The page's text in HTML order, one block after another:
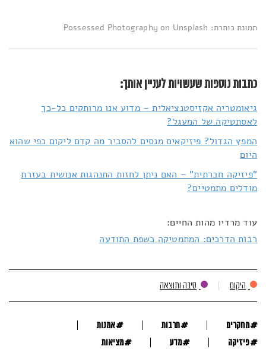
תמונת כותרת: Possessed Photography on Unsplash
כתבות נוספות שעשויות לעניין אותך:
גיאומטריה אקזיסטנציאלית – מדוע אנו מרותקים כל-כך
לאסתטיקה של המעגל?
המפץ הגדול? פיזיקאים מנסים להסביר מה קדם ליקום כפי שהוא
היום
"פיזיקה חברתית" – האם ניתן לחזות התנהגות אנושית בעזרת
מודלים מתמטיים?
עוד מרדיו מהות החיים:
רבות הדרכים: המתמטיקה כשפת התודעה
היקום סיבה ותוצאה
#מחקרים #תרבות #אמנות
#פיזיקה #מדע #מציאות